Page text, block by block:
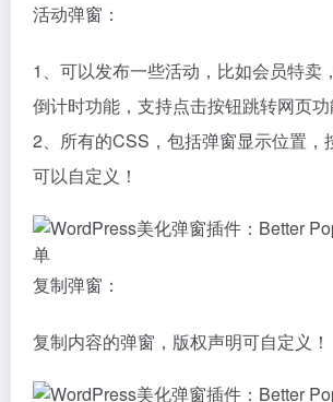
活动弹窗：
1、可以发布一些活动，比如会员特卖
倒计时功能，支持点击按钮跳转网页功
2、所有的CSS，包括弹窗显示位置，
可以自定义！
复制弹窗：
复制内容的弹窗，版权声明可自定义！